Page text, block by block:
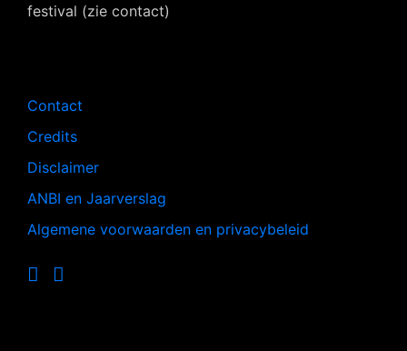
festival (zie contact)
Contact
Credits
Disclaimer
ANBI en Jaarverslag
Algemene voorwaarden en privacybeleid